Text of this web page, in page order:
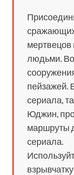
людьми.
пейзажей.
сериала,
Юджин,
маршруты
сериала.